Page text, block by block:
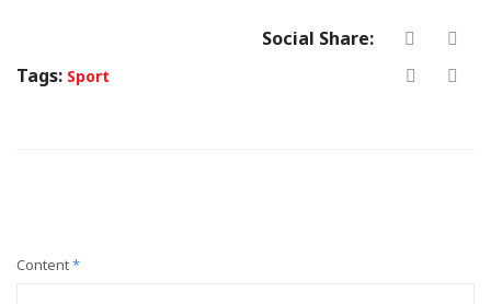
Tags: Sport
Social Share:
Content*